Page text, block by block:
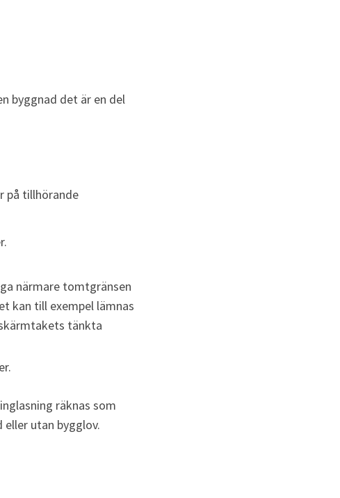
byggnad det är en del
på tillhörande
närmare tomtgränsen
kan till exempel lämnas
tänkta
räknas som
utan bygglov.